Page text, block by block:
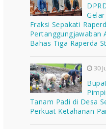
Fraksi Sepakati
Pertanggungjawaban
Bahas Tiga Raperda
30
Tanam Padi di Desa
Perkuat Ketahanan